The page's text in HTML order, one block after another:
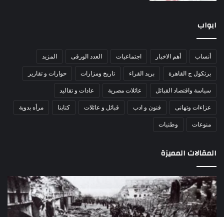
ابواب
أنساب أهم الاخبار اجتماعيات العدد الورقى المزيد
برتكول ج القاهرة بريد القراء تاريخ ومزارات حوارات و تقارير
سياسة واقتصاد القبائل عائلات مصرية عادات و تقاليد
عزاءات وتهانى فنون و ادب قبائل و عائلات كتابنا مرأه بدوية
منوعات وطنيات
المقالات المميزة
اللواء
دكتور
راضي
عبدالمعطي